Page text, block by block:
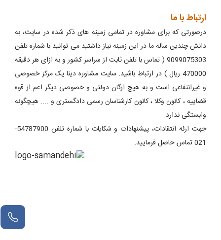
ارتباط با ما
درصورتی که برای مشاوره در تمامی زمینه های ذکر شده در سایت، به
دانش چندین ساله ما در این زمینه نیاز داشتید می توانید با شماره تلفن
9099075303 ( تماس با تلفن ثابت از سراسر کشور و به ازای هر دقیقه
470000 ریال ) در ارتباط باشید. سایت مشاوره دینا یک مرکز خصوصی
و غیرانتفاعی است و به هیچ ارگان دولتی و خصوصی دیگر اعم از قوه
قضاییه ، کانون وکلا ، کانون کارشناسان رسمی دادگستری و .... هیچگونه
وابستگی ندارد.
جهت ارئه انتقادات، پیشنهادات و شکایات با شماره تلفن 54787900-
021 تماس حاصل فرمایید.